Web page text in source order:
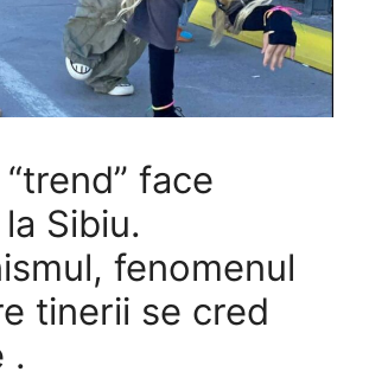
face
Sibiu.
fenomenul
tinerii se cred
.